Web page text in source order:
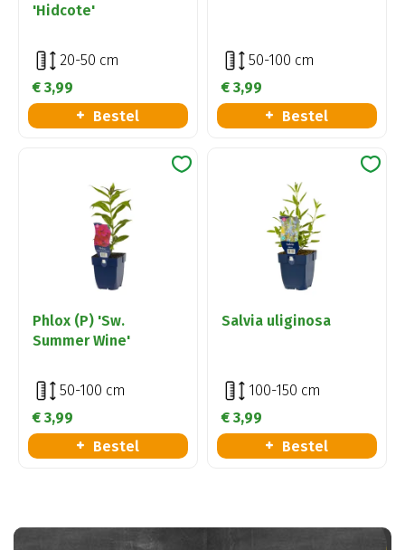
'Hidcote'
20-50 cm
€ 3,99
Bestel
50-100 cm
€ 3,99
Bestel
Phlox (P) 'Sw.
Summer Wine'
50-100 cm
€ 3,99
Bestel
Salvia uliginosa
100-150 cm
€ 3,99
Bestel